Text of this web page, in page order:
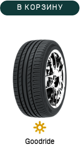
В КОРЗИНУ
Goodride